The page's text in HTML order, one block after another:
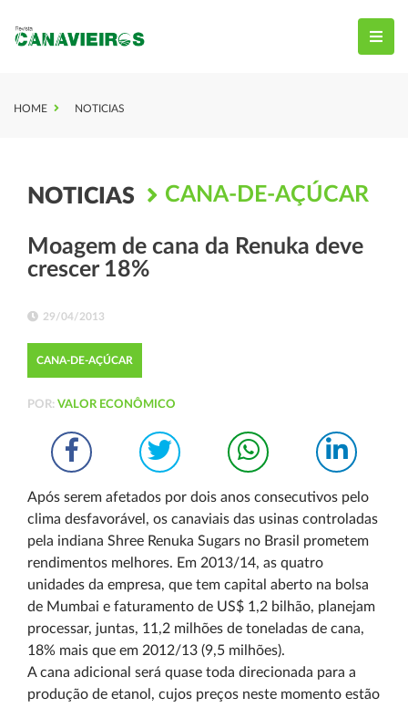
HOME NOTICIAS
NOTICIAS CANA-DE-AÇÚCAR
Moagem de cana da Renuka deve
crescer 18%
29/04/2013
CANA-DE-AÇÚCAR
POR: VALOR ECONÔMICO
Após serem afetados por dois anos consecutivos pelo
clima desfavorável, os canaviais das usinas controladas
pela indiana Shree Renuka Sugars no Brasil prometem
rendimentos melhores. Em 2013/14, as quatro
unidades da empresa, que tem capital aberto na bolsa
de Mumbai e faturamento de US$ 1,2 bilhão, planejam
processar, juntas, 11,2 milhões de toneladas de cana,
18% mais que em 2012/13 (9,5 milhões).
A cana adicional será quase toda direcionada para a
produção de etanol, cujos preços neste momento estão